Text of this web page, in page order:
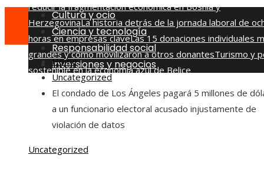
reducir la fragmentación económica en Bosnia y
HerzegovinaLa historia detrás de la jornada laboral de
horas en empresas claveLas 15 donaciones individuales
grandes y cómo movilizaron a otros donantesTurismo y
sostenible en la economía azul de Belice
sábado, agosto 8
Cultura y ocio
Ciencia y tecnología
Responsabilidad social
Inversiones y negocios
Home
Uncategorized
El condado de Los Ángeles pagará 5 millones de
a un funcionario electoral acusado injustamente de
violación de datos
Uncategorized